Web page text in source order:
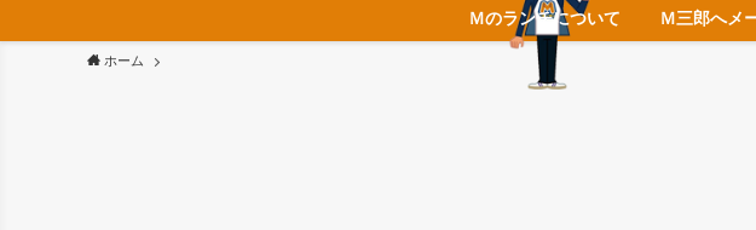
Ｍのランチについて Ｍ三郎へメ
ホーム